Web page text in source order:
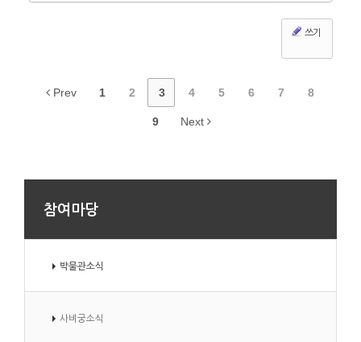
쓰기
Prev 1 2 3 4 5 6 7 8
9 Next
참여마당
박물관소식
사비궁소식